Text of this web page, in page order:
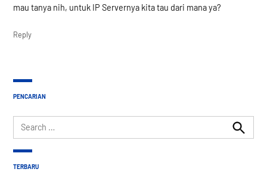
mau tanya nih, untuk IP Servernya kita tau dari mana ya?
Reply
PENCARIAN
Search
for:
Search
TERBARU